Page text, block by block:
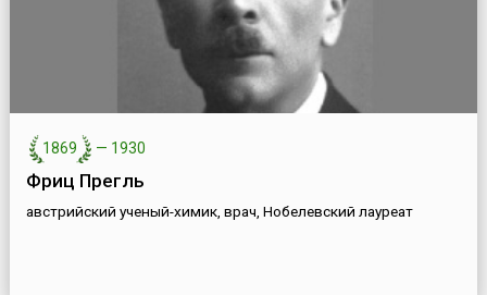
1869 — 1930
Фриц Прегль
австрийский ученый-химик, врач, Нобелевский лауреат